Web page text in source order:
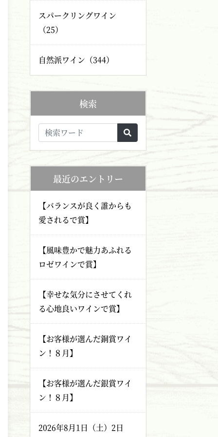
スパークリングワイン
（25）
自然派ワイン（344）
検索
最近のエントリー
【バランスが良く誰からも
愛されるで賞】
【風味豊かで魅力あふれる
ロゼワインで賞】
【幸せな気分にさせてくれ
る心地良いワインで賞】
【お客様が選んだ銅賞ワイ
ン！８月】
【お客様が選んだ銀賞ワイ
ン！８月】
2026年8月1日（土）2日